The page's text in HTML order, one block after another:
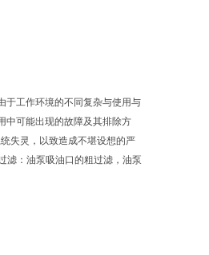
于工作环境的不同复杂与使用与
中可能出现的故障及其排除方
失灵，以致造成不堪设想的严
滤：油泵吸油口的粗过滤，油泵